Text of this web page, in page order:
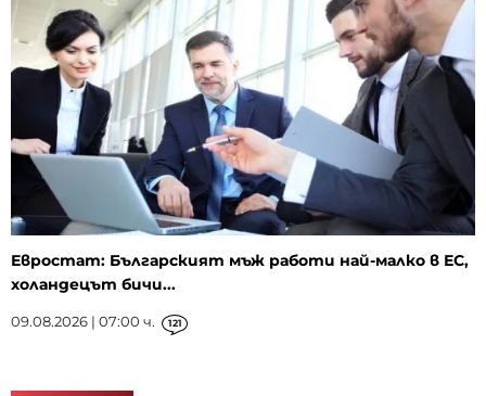
Евростат: Българският мъж работи най-малко в ЕС,
холандецът бичи...
09.08.2026 | 07:00 ч. 121